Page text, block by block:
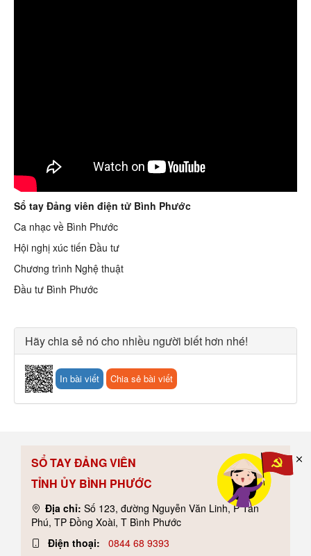
Sổ tay Đảng viên điện tử Bình Phước
Ca nhạc về Bình Phước
Hội nghị xúc tiến Đầu tư
Chương trình Nghệ thuật
Đầu tư Bình Phước
Hãy chia sẻ nó cho nhiều người biết hơn nhé!
In bài viết Chia sẻ bài viết
SỔ TAY ĐẢNG VIÊN
TỈNH ỦY BÌNH PHƯỚC
Địa chỉ: Số 123, đường Nguyễn Văn Linh, P Tân
Phú, TP Đồng Xoài, T Bình Phước
Điện thoại:
0844 68 9393